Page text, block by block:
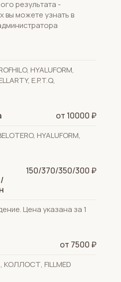
результата -
вы можете узнать в
HYALUFORM,
E.P.T.Q,
от 10000 ₽
HYALUFORM,
150/370/350/300 ₽
Цена указана за 1
от 7500 ₽
FILLMED